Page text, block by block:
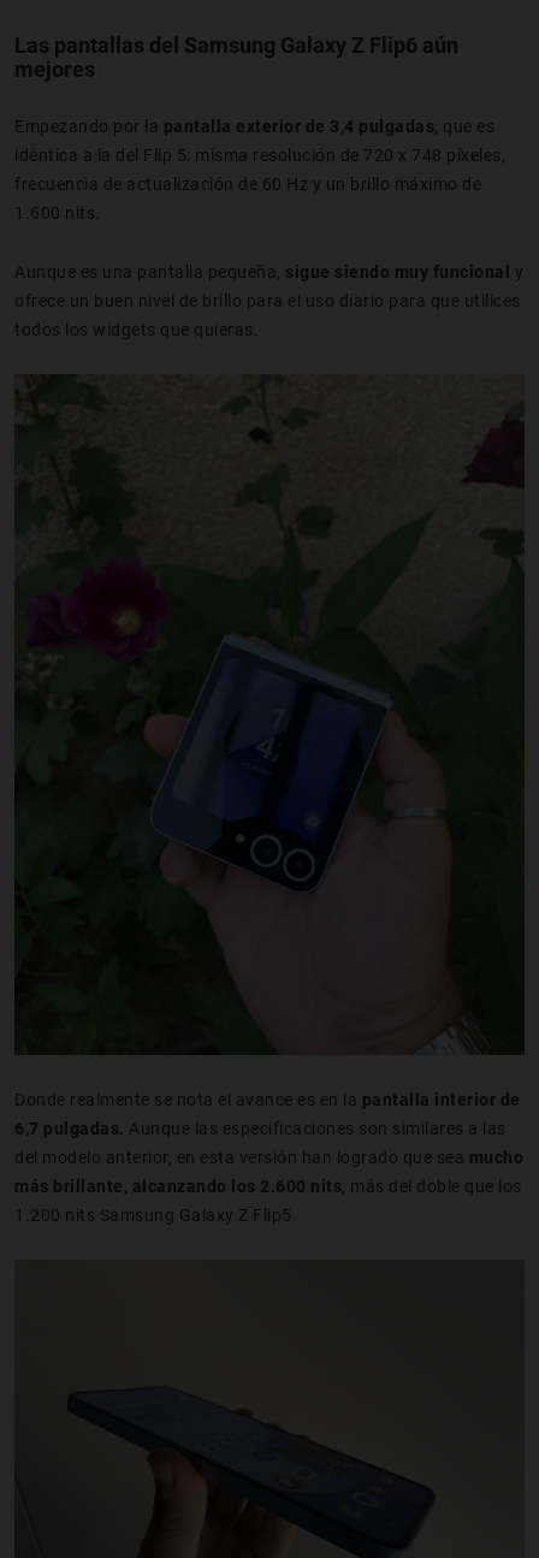
Las pantallas del Samsung Galaxy Z Flip6 aún
mejores
Empezando por la pantalla exterior de 3,4 pulgadas, que es
idéntica a la del Flip 5: misma resolución de 720 x 748 píxeles,
frecuencia de actualización de 60 Hz y un brillo máximo de
1.600 nits.
Aunque es una pantalla pequeña, sigue siendo muy funcional
y
ofrece un buen nivel de brillo para el uso diario para que utilices
todos los widgets que quieras.
Donde realmente se nota el avance es en la pantalla interior de
6,7 pulgadas. Aunque las especificaciones son similares a las
del modelo anterior, en esta versión han logrado que sea mucho
más brillante, alcanzando los 2.600 nits , más del doble que los
1.200 nits Samsung Galaxy Z Flip5.